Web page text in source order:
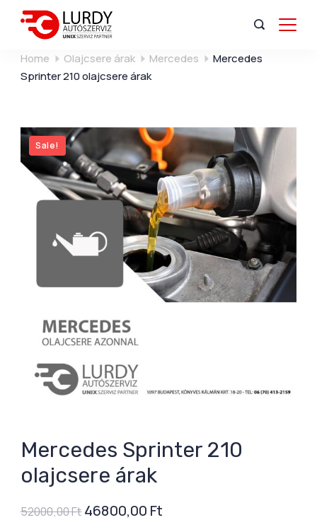
Home Olajcsere árak Mercedes
Mercedes
Sprinter 210 olajcsere árak
Sale!
Mercedes Sprinter 210
olajcsere árak
52000,00Ft 46800,00 Ft